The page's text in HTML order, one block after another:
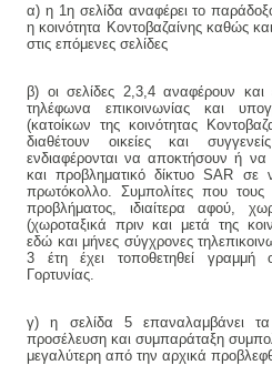
α) η 1η σελίδα αναφέρει το
η κοινότητα Κοντοβαζαίνης καθώς
στις επόμενες σελίδες
β) οι σελίδες 2,3,4 αναφέρουν και
τηλέφωνα επικοινωνίας και
(κατοίκων της κοινότητας
διαθέτουν οικείες και
ενδιαφέρονται να αποκτήσουν ή
και προβληματικό δίκτυο SAR σε
πρωτόκολλο. Συμπολίτες που
προβλήματος, ιδιαίτερα αφού,
(χωροταξικά πριν και μετά της
εδώ και μήνες σύγχρονες
3 έτη έχει τοποθετηθεί γραμμή
Γορτυνίας.
γ) η σελίδα 5 επαναλαμβάνει
προσέλευση και συμπαράταξη
μεγαλύτερη από την αρχικά